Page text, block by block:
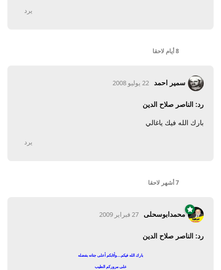
يرد
8 أيام لاحقا
سمير احمد 22 يوليو 2008
رد: الناصر صلاح الدين
بارك الله فيك ياغالي
يرد
7 أشهر لاحقا
محمدابوسحلى 27 فبراير 2009
رد: الناصر صلاح الدين
بارك الله فيكم....وأثابكم أعلى جنانه بفضله
على مروركم الطيب